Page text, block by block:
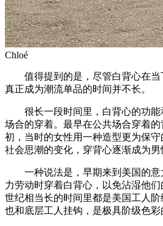
Chloé
值得提到的是，尽管白背心在当
真正成为潮流单品的时间并不长。
很长一段时间里，白背心的功能
场合的穿着。最早在公共场合穿着
初，当时的女性用一种造型更为保
社会思潮的变化，穿背心逐渐成为男
一种说法是，早期来到美国的意
力劳动时穿着白背心，以免沾湿他
世纪相当长的时间里都是美国工人
也和底层工人挂钩，是极具阶级色彩